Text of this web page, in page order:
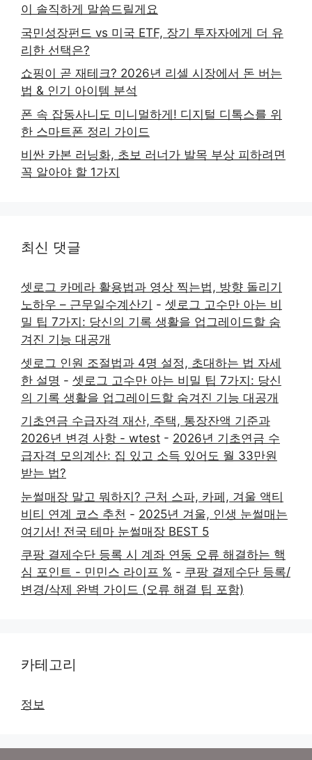
이 솔직하게 말씀드릴게요
국민성장펀드 vs 미국 ETF, 장기 투자자에게 더 유
리한 선택은?
쇼핑이 곧 재테크? 2026년 리셀 시장에서 돈 버는
법 & 인기 아이템 분석
폰 속 잡동사니도 미니멀하게! 디지털 디톡스를 위
한 스마트폰 정리 가이드
비싼 카본 러닝화, 초보 러너가 발목 부상 피하려면
꼭 알아야 할 1가지
최신 댓글
셋로그 카메라 활용법과 영상 찍는법, 방향 돌리기
노하우 – 근무일수계산기 - 셋로그 고수만 아는 비
밀 팁 7가지: 당신의 기록 생활을 업그레이드할 숨
겨진 기능 대공개
셋로그 인원 조절법과 4명 설정, 초대하는 법 자세
한 설명 - 셋로그 고수만 아는 비밀 팁 7가지: 당신
의 기록 생활을 업그레이드할 숨겨진 기능 대공개
기초연금 수급자격 재산, 주택, 통장잔액 기준과
2026년 변경 사항 - wtest - 2026년 기초연금 수
급자격 모의계산: 집 있고 소득 있어도 월 33만원
받는 법?
눈썰매장 말고 뭐하지? 근처 스파, 카페, 겨울 액티
비티 연계 코스 추천 - 2025년 겨울, 인생 눈썰매는
여기서! 전국 테마 눈썰매장 BEST 5
쿠팡 결제수단 등록 시 계좌 연동 오류 해결하는 핵
심 포인트 - 민민스 라이프 % - 쿠팡 결제수단 등록/
변경/삭제 완벽 가이드 (오류 해결 팁 포함)
카테고리
정보